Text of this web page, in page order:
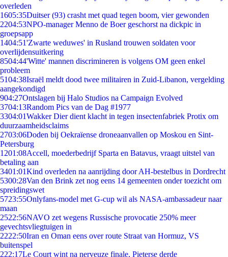
overleden
1605:35Duitser (93) crasht met quad tegen boom, vier gewonden
2204:53NPO-manager Menno de Boer geschorst na dickpic in
groepsapp
1404:51'Zwarte weduwes' in Rusland trouwen soldaten voor
overlijdensuitkering
8504:44'Witte' mannen discrimineren is volgens OM geen enkel
probleem
5104:38Israël meldt dood twee militairen in Zuid-Libanon, vergelding
aangekondigd
904:27Ontslagen bij Halo Studios na Campaign Evolved
3704:13Random Pics van de Dag #1977
3304:01Wakker Dier dient klacht in tegen insectenfabriek Protix om
duurzaamheidsclaims
2703:06Doden bij Oekraïense droneaanvallen op Moskou en Sint-
Petersburg
1201:08Accell, moederbedrijf Sparta en Batavus, vraagt uitstel van
betaling aan
3401:01Kind overleden na aanrijding door AH-bestelbus in Dordrecht
5300:28Van den Brink zet nog eens 14 gemeenten onder toezicht om
spreidingswet
5723:55Onlyfans-model met G-cup wil als NASA-ambassadeur naar
maan
2522:56NAVO zet wegens Russische provocatie 250% meer
gevechtsvliegtuigen in
2222:50Iran en Oman eens over route Straat van Hormuz, VS
buitenspel
222:17Le Court wint na nerveuze finale, Pieterse derde